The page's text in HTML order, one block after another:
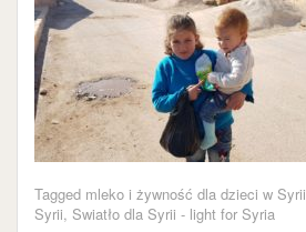
Tagged mleko i żywność dla dzieci w Syrii
Syrii, Swiatło dla Syrii - light for Syria